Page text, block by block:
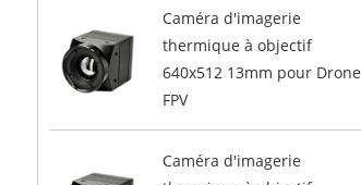
Caméra d'imagerie
thermique à objectif
640x512 13mm pour Drone
FPV
Caméra d'imagerie